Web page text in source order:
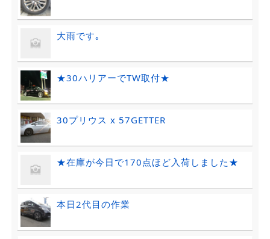
大雨です｡
★30ハリアーでTW取付★
30プリウス x 57GETTER
★在庫が今日で170点ほど入荷しました★
本日2代目の作業